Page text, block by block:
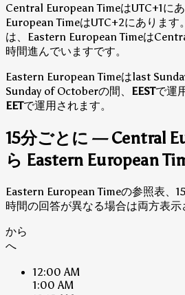
Central European TimeはUTC+1に
European TimeはUTC+2にあります。
は、Eastern European Timeは
時間進んでいますです。
Eastern European Timeはlast
Sunday of Octoberの間、 EESTで運
EETで運用されます。
15分ごとに — Central
ら Eastern European
Eastern European Timeの参照表、
時間の回答が異なる場合は両方表示
から
へ
12:00 AM
1:00 AM